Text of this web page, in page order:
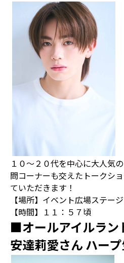
１０～２０代を中心に大人気
問コーナーも交えたトークシ
ていただきます！
【場所】イベント広場ステージ
【時間】１１：５７頃
■オールアイルラン
安達莉愛さん ハープ